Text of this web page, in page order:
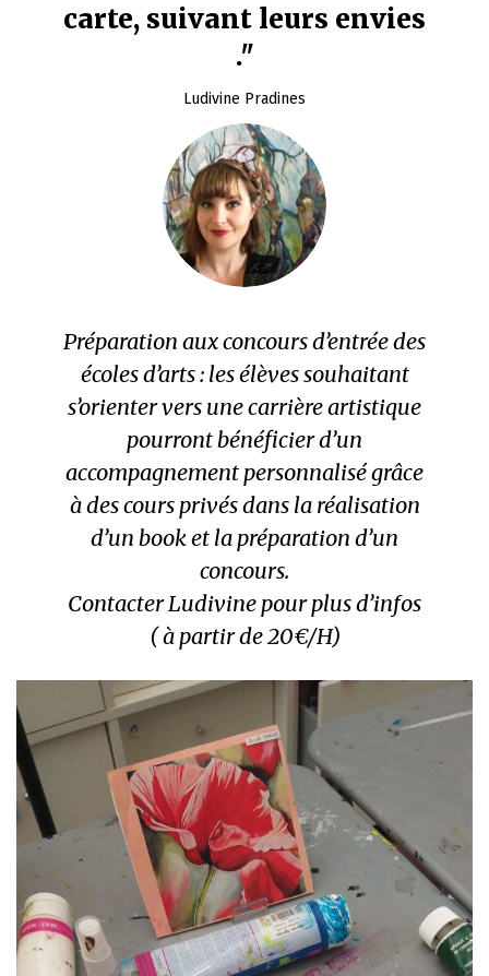
carte, suivant leurs envies
."
Ludivine Pradines
Préparation aux concours d’entrée des
écoles d’arts : les élèves souhaitant
s’orienter vers une carrière artistique
pourront bénéficier d’un
accompagnement personnalisé grâce
à des cours privés dans la réalisation
d’un book et la préparation d’un
concours.
Contacter Ludivine pour plus d’infos
( à partir de 20€/H)